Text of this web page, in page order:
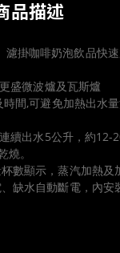
品描述
掛咖啡奶泡飲品快速
盛微波爐及瓦斯爐
間,可避免加熱出水量
出水5公升，約
。
數顯示，蒸汽加熱及
水自動斷電，內安